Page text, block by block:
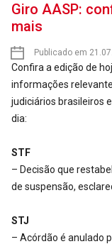
Giro AASP:
mais
Publicado em
Confira a edição de
informações
judiciários brasileiros
dia:
STF
– Decisão que
de suspensão,
STJ
– Acórdão é anulado